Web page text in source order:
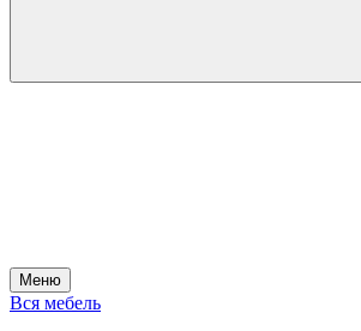
Меню
Вся мебель